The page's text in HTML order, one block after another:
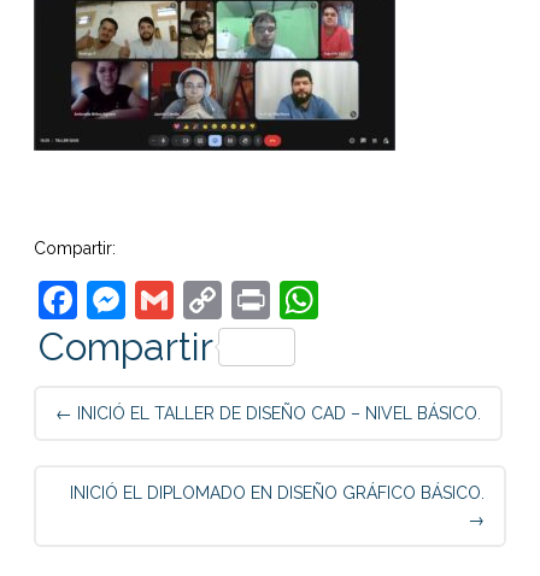
Compartir:
Facebook
Messenger
Gmail
Copy
Link
PrintWhatsApp
Compartir
Post
navigation
← INICIÓ EL TALLER DE DISEÑO CAD – NIVEL BÁSICO.
INICIÓ EL DIPLOMADO EN DISEÑO GRÁFICO BÁSICO.
→